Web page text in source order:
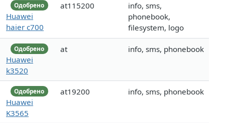
Одобрено
Huawei
haier c700
at115200
info, sms,
phonebook,
filesystem, logo
Одобрено
Huawei
k3520
at info, sms, phonebook
Одобрено
Huawei
K3565
at19200 info, sms, phonebook